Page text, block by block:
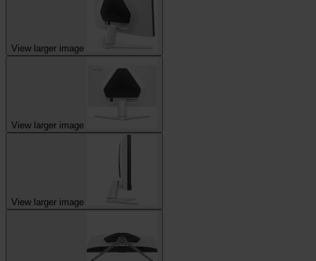
View larger image
View larger image
View larger image